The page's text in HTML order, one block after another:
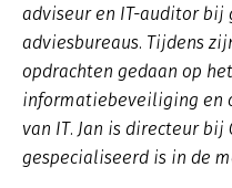
adviseur en IT-auditor bij
adviesbureaus. Tijdens
opdrachten gedaan op
informatiebeveiliging en
van IT. Jan is directeur bij
gespecialiseerd is in de